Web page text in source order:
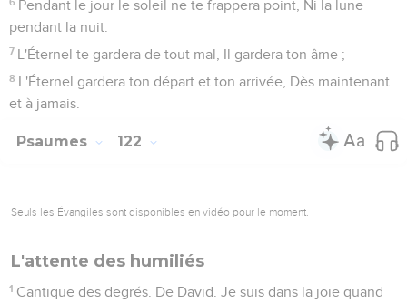
Pendant le jour le soleil ne te frappera point, Ni la lune
pendant la nuit.
7 L'Éternel te gardera de tout mal, Il gardera ton âme ;
8 L'Éternel gardera ton départ et ton arrivée, Dès maintenant
et à jamais.
Psaumes 122
Seuls les Évangiles sont disponibles en vidéo pour le moment.
L'attente des humiliés
1 Cantique des degrés. De David. Je suis dans la joie quand